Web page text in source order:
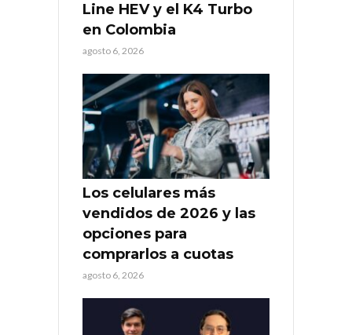
Line HEV y el K4 Turbo
en Colombia
agosto 6, 2026
Los celulares más
vendidos de 2026 y las
opciones para
comprarlos a cuotas
agosto 6, 2026